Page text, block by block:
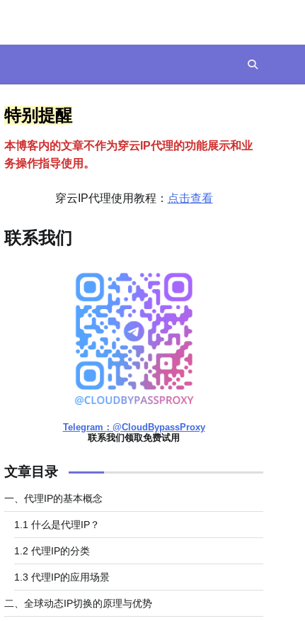
特别提醒
本博客内的文章不作为穿云 P代理的功能展示和业
务操作指导使用。
穿云IP代理使用教程： 点击查看
联系我们
Telegram：@CloudBypassProxy
联系我们领取免费试用
文章目录
一、代理IP的基本概念
1.1 什么是代理IP？
1.2 代理IP的分类
1.3 代理IP的应用场景
二、全球动态IP切换的原理与优势